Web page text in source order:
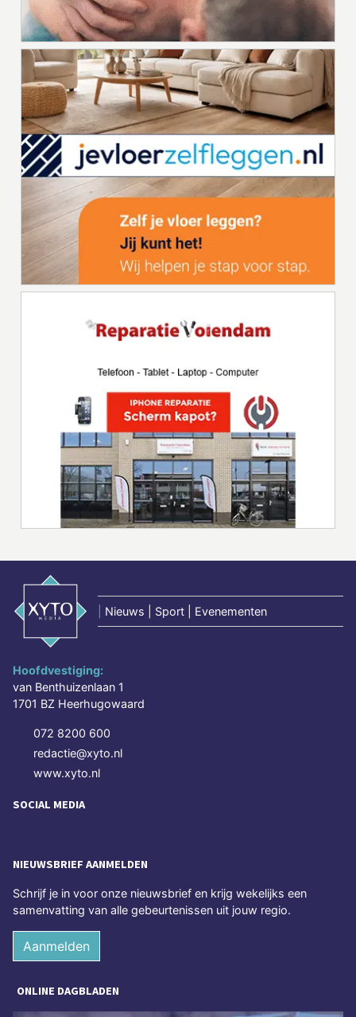
Nieuws | Sport | Evenementen
Hoofdvestiging:
van Benthuizenlaan 1
1701 BZ Heerhugowaard
072 8200 600
redactie@xyto.nl
www.xyto.nl
SOCIAL MEDIA
NIEUWSBRIEF AANMELDEN
Schrijf je in voor onze nieuwsbrief en krijg wekelijks een
samenvatting van alle gebeurtenissen uit jouw regio.
Aanmelden
ONLINE DAGBLADEN